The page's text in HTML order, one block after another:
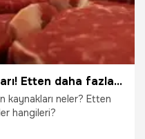
Et dışında protein kaynakları! Etten daha fazla protein içeren besinler hangileri?
kaynakları neler? Etten
hangileri?